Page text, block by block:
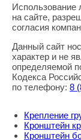
Правовая
на сайте,
согласия
Данный сайт
характер и не
определяемой
Кодекса
по телефону: 8
Крепление
Кронштейн
Кронштейн